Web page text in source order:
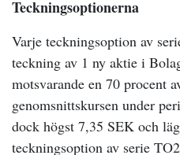
Teckningsoptionerna
Varje teckningsoption av
teckning av 1 ny aktie i
motsvarande en 70 procent
genomsnittskursen under
dock högst 7,35 SEK och
teckningsoption av serie